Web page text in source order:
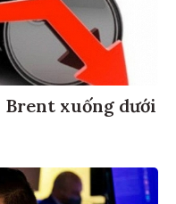
Brent xuống dưới